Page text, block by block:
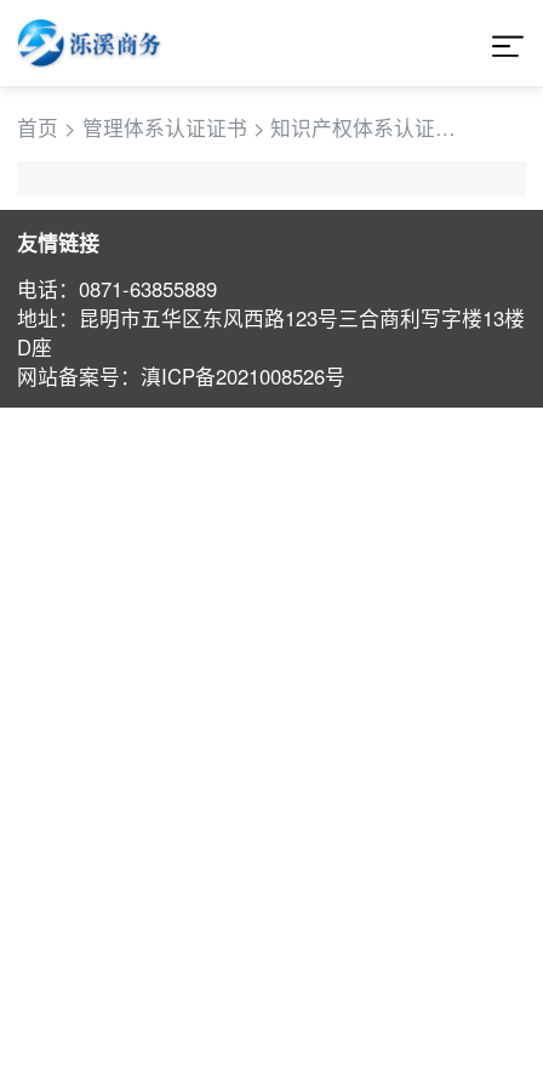
首页 > 管理体系认证证书 > 知识产权体系认证证
友情链接
电话：0871-63855889
地址：昆明市五华区东风西路123号三合商利写字楼13楼
D座
⽹站备案号：滇ICP备2021008526号